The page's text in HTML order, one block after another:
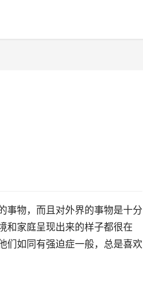
事物，而且对外界的事物是十分
和家庭呈现出来的样子都很在
们如同有强迫症一般，总是喜欢